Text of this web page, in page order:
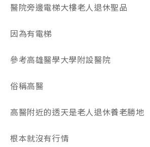
醫院旁邊電梯大樓老人退休聖品
因為有電梯
參考高雄醫學大學附設醫院
俗稱高醫
高醫附近的透天是老人退休養老勝地
根本就沒有行情